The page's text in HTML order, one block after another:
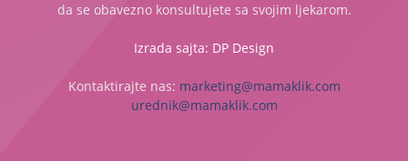
da se obavezno konsultujete sa svojim ljekarom.
Izrada sajta: DP Design
Kontaktirajte nas: marketing@mamaklik.com
urednik@mamaklik.com